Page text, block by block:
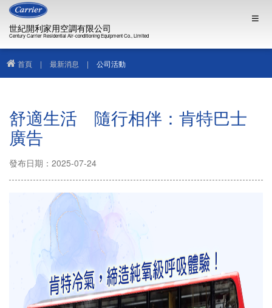
世紀開利家用空調有限公司
Century Carrier Residential Air-conditioning Equipment Co., Limited
首頁 | 最新消息 | 公司活動
舒適生活 隨行相伴：肯特巴士
廣告
發布日期：2025-07-24